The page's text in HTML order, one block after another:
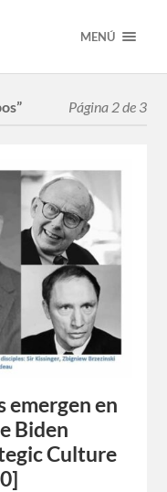
MENÚ
Página 2 de 3
emergen en
Biden
Culture